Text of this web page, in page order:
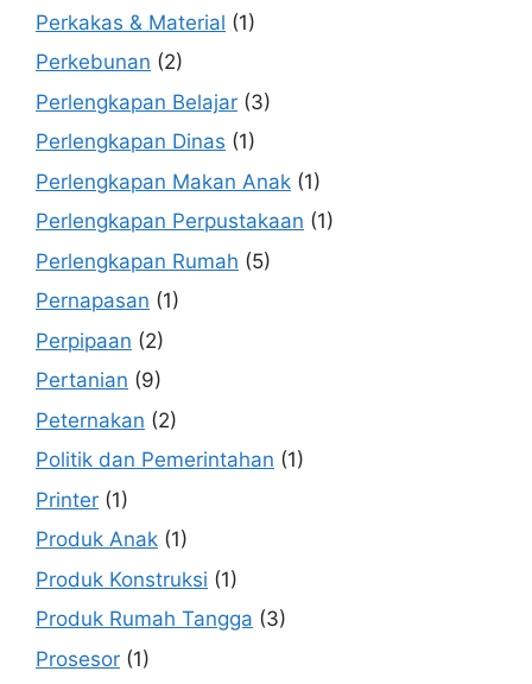
Perkakas & Material (1)
Perkebunan (2)
Perlengkapan Belajar (3)
Perlengkapan Dinas (1)
Perlengkapan Makan Anak (1)
Perlengkapan Perpustakaan (1)
Perlengkapan Rumah (5)
Pernapasan (1)
Perpipaan (2)
Pertanian (9)
Peternakan (2)
Politik dan Pemerintahan (1)
Printer (1)
Produk Anak (1)
Produk Konstruksi (1)
Produk Rumah Tangga (3)
Prosesor (1)